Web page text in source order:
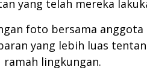
yang telah mereka
foto bersama anggota
yang lebih luas
lingkungan.